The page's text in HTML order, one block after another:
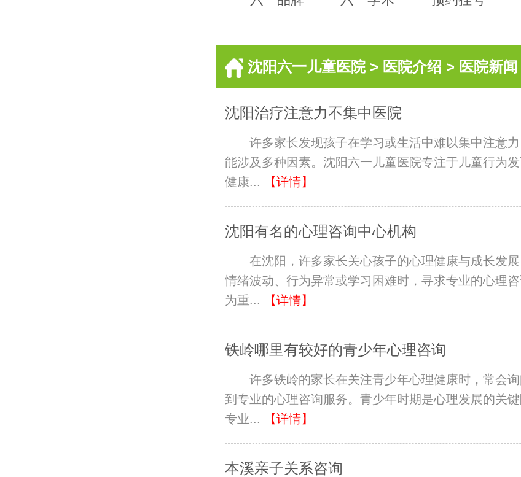
沈阳六一儿童医院> 医院介绍 > 医院新闻
沈阳治疗注意力不集中医院
许多家长发现孩子在学习或生活中难以集中注意
能涉及多种因素。沈阳六一儿童医院专注于儿童行为
健康...
【详情】
沈阳有名的心理咨询中心机构
在沈阳，许多家长关心孩子的心理健康与成长发
情绪波动、行为异常或学习困难时，寻求专业的心理
为重...
【详情】
铁岭哪里有较好的青少年心理咨询
许多铁岭的家长在关注青少年心理健康时，常会
到专业的心理咨询服务。青少年时期是心理发展的关
专业...
【详情】
本溪亲子关系咨询